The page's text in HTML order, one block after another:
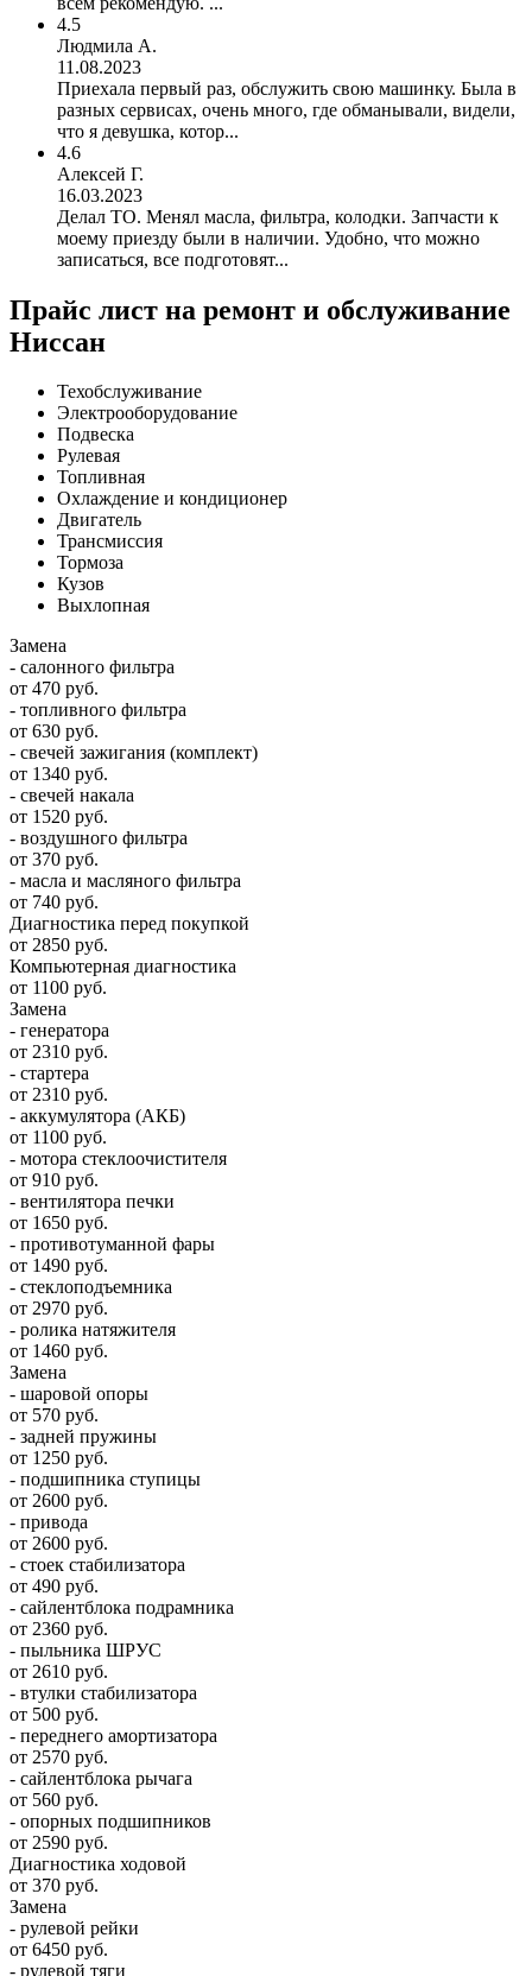
4.5
Людмила А.
11.08.2023
Приехала первый раз, обслужить свою машинку. Была в
разных сервисах, очень много, где обманывали, видели,
что я девушка, котор...
4.6
Алексей Г.
16.03.2023
Делал ТО. Менял масла, фильтра, колодки. Запчасти к
моему приезду были в наличии. Удобно, что можно
записаться, все подготовят...
Прайс лист на ремонт и обслуживание
Ниссан
Техобслуживание
Электрооборудование
Подвеска
Рулевая
Топливная
Охлаждение и кондиционер
Двигатель
Трансмиссия
Тормоза
Кузов
Выхлопная
Замена
- салонного фильтра
от 470 руб.
- топливного фильтра
от 630 руб.
- свечей зажигания (комплект)
от 1340 руб.
- свечей накала
от 1520 руб.
- воздушного фильтра
от 370 руб.
- масла и масляного фильтра
от 740 руб.
Диагностика перед покупкой
от 2850 руб.
Компьютерная диагностика
от 1100 руб.
Замена
- генератора
от 2310 руб.
- стартера
от 2310 руб.
- аккумулятора (АКБ)
от 1100 руб.
- мотора стеклоочистителя
от 910 руб.
- вентилятора печки
от 1650 руб.
- противотуманной фары
от 1490 руб.
- стеклоподъемника
от 2970 руб.
- ролика натяжителя
от 1460 руб.
Замена
- шаровой опоры
от 570 руб.
- задней пружины
от 1250 руб.
- подшипника ступицы
от 2600 руб.
- привода
от 2600 руб.
- стоек стабилизатора
от 490 руб.
- сайлентблока подрамника
от 2360 руб.
- пыльника ШРУС
от 2610 руб.
- втулки стабилизатора
от 500 руб.
- переднего амортизатора
от 2570 руб.
- сайлентблока рычага
от 560 руб.
- опорных подшипников
от 2590 руб.
Диагностика ходовой
от 370 руб.
Замена
- рулевой рейки
от 6450 руб.
- рулевой тяги